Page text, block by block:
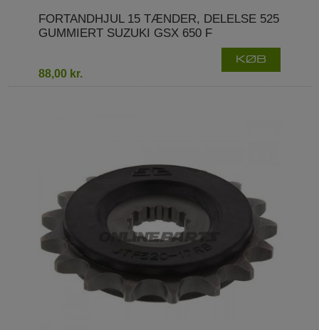
FORTANDHJUL 15 TÆNDER, DELELSE 525
GUMMIERT SUZUKI GSX 650 F
88,00 kr.
KØB